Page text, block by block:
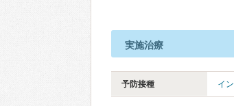
実施治療
予防接種 イ